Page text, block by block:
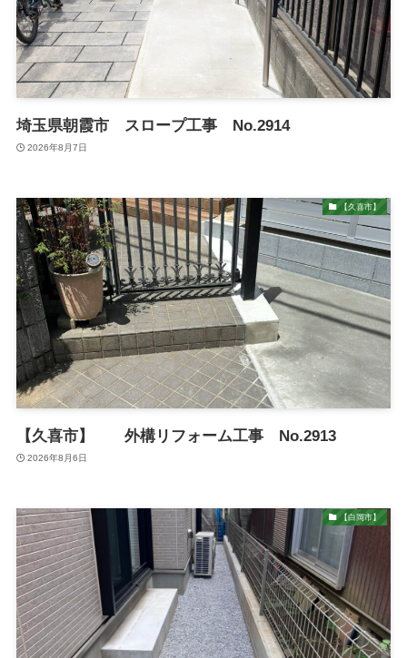
埼玉県朝霞市 スロープ工事 No.2914
2026年8月7日
【久喜市】
【久喜市】 外構リフォーム工事 No.2913
2026年8月6日
【白岡市】